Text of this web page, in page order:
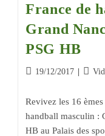
France de
Grand
PSG HB
19/12/2017
Revivez les 16
handball masculin :
HB au Palais des